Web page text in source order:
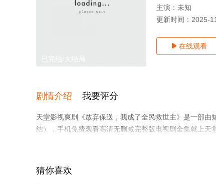
主演： 未知
更新时间： 2025-
 在线观看
剧情介绍 我要评分
天堂影视爽剧《放弃保送，我成了全民救世主》是一部
结），手机免费观看高清无删减完整版电视剧全集就上天
。
猜你喜欢